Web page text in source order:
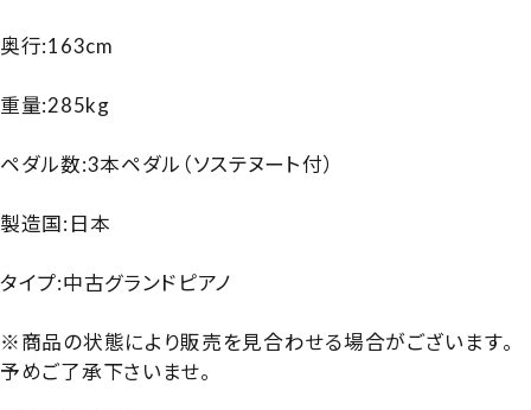
奥行:163cm
重量:285kg
ペダル数:3本ペダル（ソステヌート付）
製造国:日本
タイプ:中古グランドピアノ
※商品の状態により販売を見合わせる場合がございます。
予めご了承下さいませ。